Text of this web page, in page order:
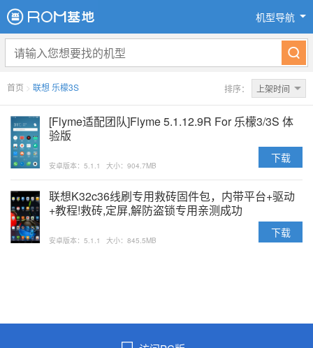
机型导航
首页 > 联想 乐檬3S 排序： 上架时间
[Flyme适配团队]Flyme 5.1.12.9R For 乐檬3/3S 体
验版
安卓版本：5.1.1 大小：904.7MB
下载
联想K32c36线刷专用救砖固件包，内带平台+驱动
+教程!救砖,定屏,解防盗锁专用亲测成功
安卓版本：5.1.1 大小：845.5MB
下载